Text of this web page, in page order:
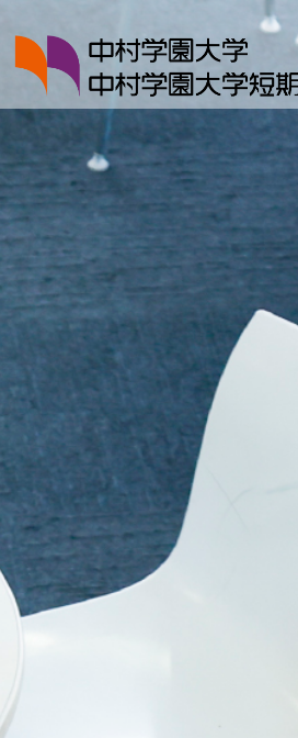
中村学園大学・中村学園大学短期大学部